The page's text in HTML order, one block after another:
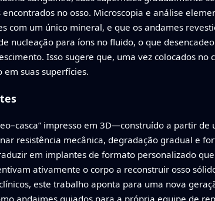
no osso. Microscopia e análise
com um único mineral, e que os andames
nucleação para íons no fluido, o que
Isso sugere que, uma vez colocados no
suas superfícies.
impresso em 3D—construído a partir
resistência mecânica, degradação gradual e
em implantes de formato personalizado
ativamente o corpo a reconstruir osso
este trabalho aponta para uma nova
andaimes guiados para a própria equipe de